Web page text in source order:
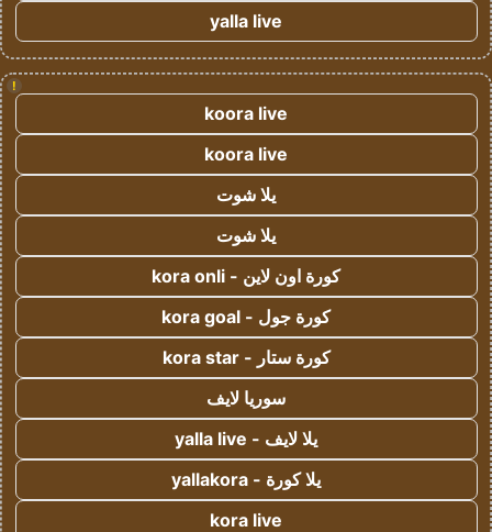
yalla live
!
koora live
koora live
يلا شوت
يلا شوت
كورة اون لاين - kora onli
كورة جول - kora goal
كورة ستار - kora star
سوريا لايف
يلا لايف - yalla live
يلا كورة - yallakora
kora live